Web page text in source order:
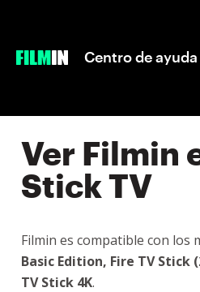
Centro de ayuda
Ver Filmin
Stick TV
Filmin es compatible con los
Basic Edition, Fire TV Stick
TV Stick 4K.